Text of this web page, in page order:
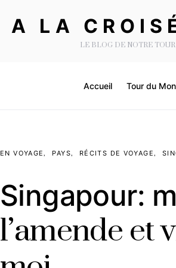
A LA
LE BLOG DE NOTRE
Accueil Tour du
EN VOYAGE PAYS RÉCITS DE VOYAGE
Singapour:
l’amende et